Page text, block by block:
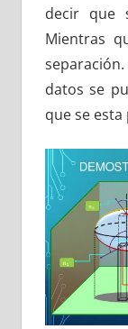
decir que
Mientras
datos se
que se